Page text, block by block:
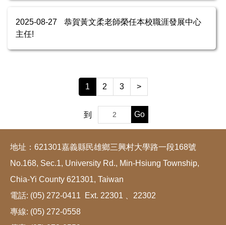
2025-08-27
恭賀黃文柔老師榮任本校職涯發展中心
主任!
1 2 3 >
到 Go
地址：621301嘉義縣民雄鄉三興村大學路一段168號
No.168, Sec.1, University Rd., Min-Hsiung Township,
Chia-Yi County 621301, Taiwan
電話: (05) 272-0411 Ext. 22301 、22302
專線: (05) 272-0558